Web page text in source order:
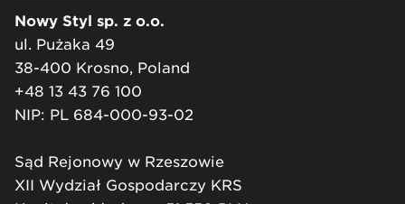
Nowy Styl sp. z o.o.
ul. Pużaka 49
38-400 Krosno, Poland
+48 13 43 76 100
NIP: PL 684-000-93-02
Sąd Rejonowy w Rzeszowie
XII Wydział Gospodarczy KRS